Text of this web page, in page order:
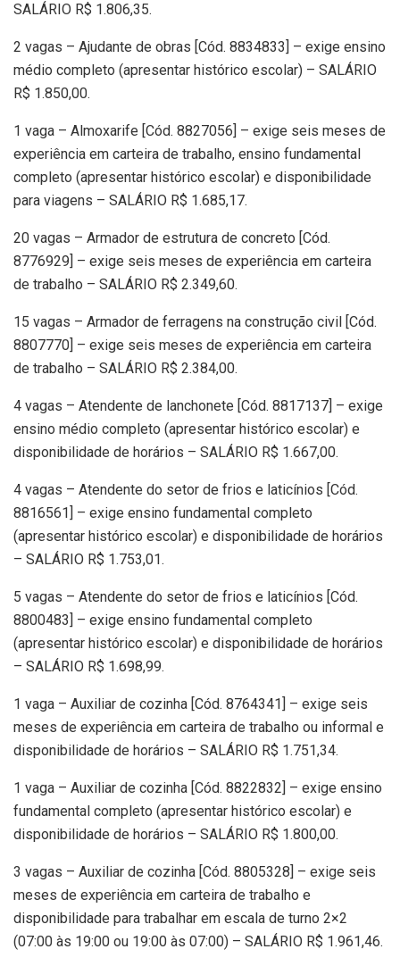
SALÁRIO R$ 1.806,35.
2 vagas – Ajudante de obras [Cód. 8834833] – exige ensino
médio completo (apresentar histórico escolar) – SALÁRIO
R$ 1.850,00.
1 vaga – Almoxarife [Cód. 8827056] – exige seis meses de
experiência em carteira de trabalho, ensino fundamental
completo (apresentar histórico escolar) e disponibilidade
para viagens – SALÁRIO R$ 1.685,17.
20 vagas – Armador de estrutura de concreto [Cód.
8776929] – exige seis meses de experiência em carteira
de trabalho – SALÁRIO R$ 2.349,60.
15 vagas – Armador de ferragens na construção civil [Cód.
8807770] – exige seis meses de experiência em carteira
de trabalho – SALÁRIO R$ 2.384,00.
4 vagas – Atendente de lanchonete [Cód. 8817137] – exige
ensino médio completo (apresentar histórico escolar) e
disponibilidade de horários – SALÁRIO R$ 1.667,00.
4 vagas – Atendente do setor de frios e laticínios [Cód.
8816561] – exige ensino fundamental completo
(apresentar histórico escolar) e disponibilidade de horários
– SALÁRIO R$ 1.753,01.
5 vagas – Atendente do setor de frios e laticínios [Cód.
8800483] – exige ensino fundamental completo
(apresentar histórico escolar) e disponibilidade de horários
– SALÁRIO R$ 1.698,99.
1 vaga – Auxiliar de cozinha [Cód. 8764341] – exige seis
meses de experiência em carteira de trabalho ou informal e
disponibilidade de horários – SALÁRIO R$ 1.751,34.
1 vaga – Auxiliar de cozinha [Cód. 8822832] – exige ensino
fundamental completo (apresentar histórico escolar) e
disponibilidade de horários – SALÁRIO R$ 1.800,00.
3 vagas – Auxiliar de cozinha [Cód. 8805328] – exige seis
meses de experiência em carteira de trabalho e
disponibilidade para trabalhar em escala de turno 2×2
(07:00 às 19:00 ou 19:00 às 07:00) – SALÁRIO R$ 1.961,46.